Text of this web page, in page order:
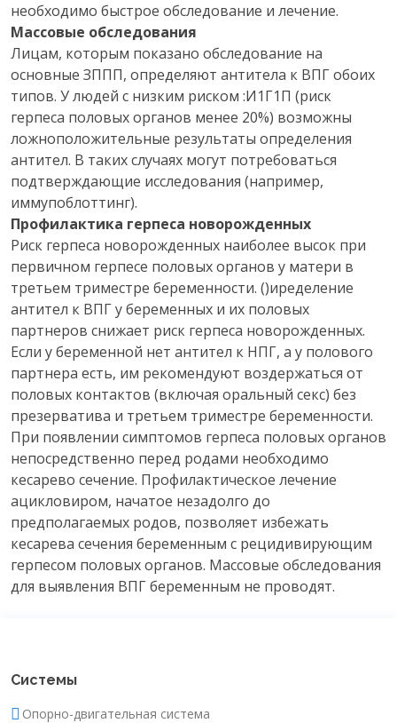
необходимо быстрое обследование и лечение.
Массовые обследования
Лицам, которым показано обследование на
основные ЗППП, определяют антитела к ВПГ обоих
типов. У людей с низким риском :И1Г1П (риск
герпеса половых органов менее 20%) возможны
ложноположительные результаты определения
антител. В таких случаях могут потребоваться
подтверждающие исследования (например,
иммупоблоттинг).
Профилактика герпеса новорожденных
Риск герпеса новорожденных наиболее высок при
первичном герпесе половых органов у матери в
третьем триместре беременности. ()иределение
антител к ВПГ у беременных и их половых
партнеров снижает риск герпеса новорожденных.
Если у беременной нет антител к НПГ, а у полового
партнера есть, им рекомендуют воздержаться от
половых контактов (включая оральный секс) без
презерватива и третьем триместре беременности.
При появлении симптомов герпеса половых органов
непосредственно перед родами необходимо
кесарево сечение. Профилактическое лечение
ацикловиром, начатое незадолго до
предполагаемых родов, позволяет избежать
кесарева сечения беременным с рецидивирующим
герпесом половых органов. Массовые обследования
для выявления ВПГ беременным не проводят.
Системы
Опорно-двигательная система